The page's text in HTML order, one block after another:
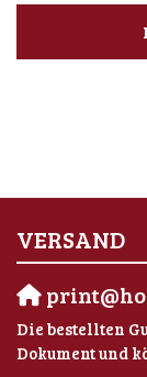
VERSAND
Die bestellten
Dokument und